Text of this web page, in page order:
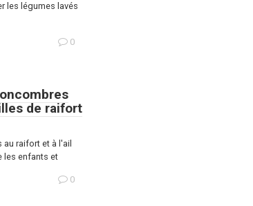
les légumes lavés
0
de raifort
raifort et à l'ail
les enfants et
0